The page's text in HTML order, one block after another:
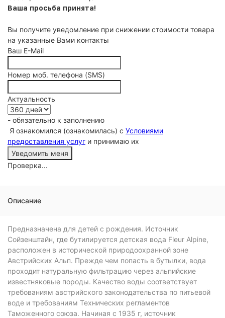
Ваша просьба принята!
Вы получите уведомление при снижении стоимости товара
на указанные Вами контакты
Ваш E-Mail
Номер моб. телефона (SMS)
Актуальность
- обязательно к заполнению
Я ознакомился (ознакомилась) с Условиями
предоставления услуг и принимаю их
Проверка...
Описание
Предназначена для детей с рождения. Источник
Сойзенштайн, где бутилируется детская вода Fleur Alpine,
расположен в исторической природоохранной зоне
Австрийских Альп. Прежде чем попасть в бутылки, вода
проходит натуральную фильтрацию через альпийские
известняковые породы. Качество воды соответствует
требованиям австрийского законодательства по питьевой
воде и требованиям Технических регламентов
Таможенного союза. Начиная с 1935 г, источник